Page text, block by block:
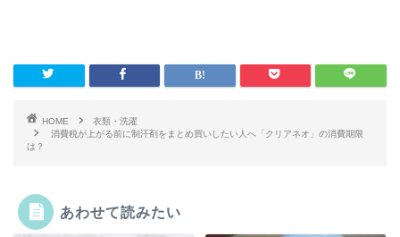
HOME
衣類・洗濯
消費税が上がる前に制汗剤をまとめ買いしたい人へ「クリアネオ」の消費期限
は？
あわせて読みたい